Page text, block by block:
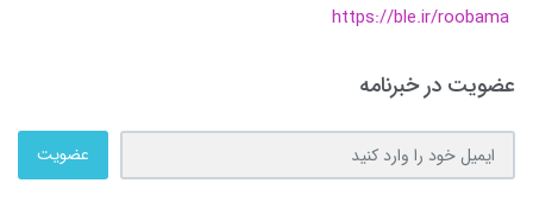
https://ble.ir/roobama
عضویت در خبرنامه
عضویت